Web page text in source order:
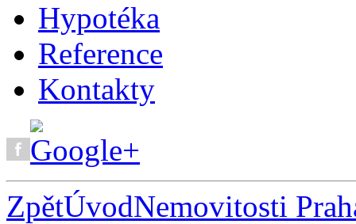
Hypotéka
Reference
Kontakty
ZpětÚvodNemovitosti